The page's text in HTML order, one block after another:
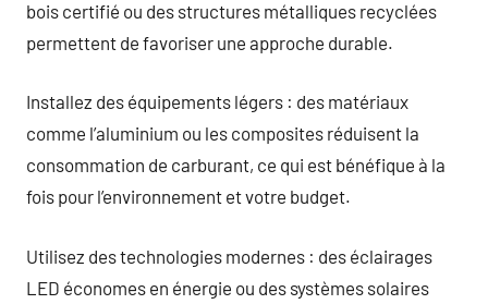
bois certifié ou des structures métalliques recyclées
permettent de favoriser une approche durable.
Installez des équipements légers : des matériaux
comme l’aluminium ou les composites réduisent la
consommation de carburant, ce qui est bénéfique à la
fois pour l’environnement et votre budget.
Utilisez des technologies modernes : des éclairages
LED économes en énergie ou des systèmes solaires